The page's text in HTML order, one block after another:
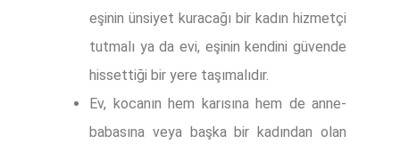
eşinin ünsiyet kuracağı bir kadın hizmetçi
tutmalı ya da evi, eşinin kendini güvende
hissettiği bir yere taşımalıdır.
Ev, kocanın hem karısına hem de anne-
babasına veya başka bir kadından olan